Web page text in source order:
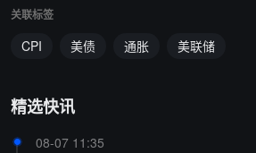
关联标签
CPI 美债 通胀 美联储
精选快讯
08-07 11:35